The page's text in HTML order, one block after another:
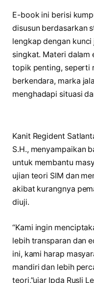
E-book ini berisi
disusun berdasarkan
lengkap dengan
singkat. Materi
topik penting, seperti
berkendara, marka
menghadapi situasi
Kanit Regident
S.H., menyampaikan
untuk membantu
ujian teori SIM dan
akibat kurangnya
diuji.
“Kami ingin
lebih transparan dan
ini, kami harap
mandiri dan lebih
teori,”ujar Ipda Rusli